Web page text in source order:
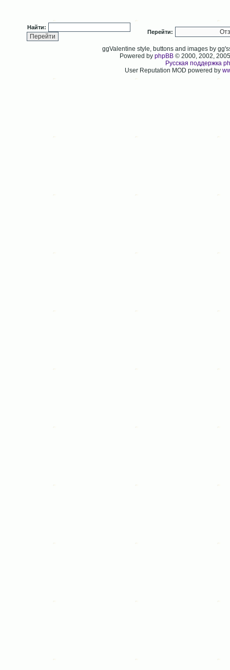
Найти:
Перейти:
ggValentine style, buttons and images by
Powered byphpBB © 2000, 2002,
Русская поддержка
User Reputation MOD powered by